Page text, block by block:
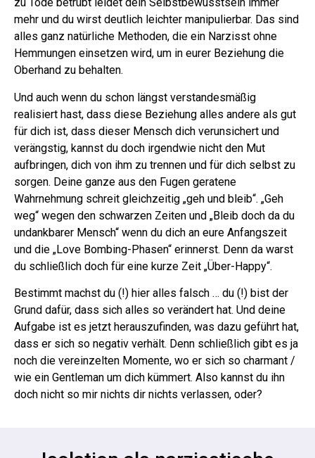
mehr und du wirst deutlich leichter manipulierbar. Das sind
alles ganz natürliche Methoden, die ein Narzisst ohne
Hemmungen einsetzen wird, um in eurer Beziehung die
Oberhand zu behalten.
Und auch wenn du schon längst verstandesmäßig
realisiert hast, dass diese Beziehung alles andere als gut
für dich ist, dass dieser Mensch dich verunsichert und
verängstig, kannst du doch irgendwie nicht den Mut
aufbringen, dich von ihm zu trennen und für dich selbst zu
sorgen. Deine ganze aus den Fugen geratene
Wahrnehmung schreit gleichzeitig „geh und bleib“. „Geh
weg“ wegen den schwarzen Zeiten und „Bleib doch da du
undankbarer Mensch“ wenn du dich an eure Anfangszeit
und die „Love Bombing-Phasen“ erinnerst. Denn da warst
du schließlich doch für eine kurze Zeit „Über-Happy“.
Bestimmt machst du (!) hier alles falsch … du (!) bist der
Grund dafür, dass sich alles so verändert hat. Und deine
Aufgabe ist es jetzt herauszufinden, was dazu geführt hat,
dass er sich so negativ verhält. Denn schließlich gibt es ja
noch die vereinzelten Momente, wo er sich so charmant /
wie ein Gentleman um dich kümmert. Also kannst du ihn
doch nicht so mir nichts dir nichts verlassen, oder?